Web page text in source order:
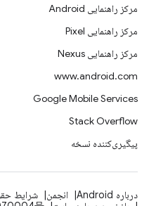
مرکز راهنمایی Android
مرکز راهنمایی Pixel
مرکز راهنمایی Nexus
www.android.com
Google Mobile Services
Stack Overflow
پیگیری‌کننده نسخه
درباره Android انجمن شرایط